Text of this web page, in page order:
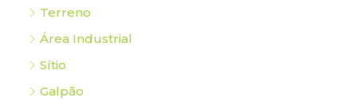
Terreno
Área Industrial
Sítio
Galpão